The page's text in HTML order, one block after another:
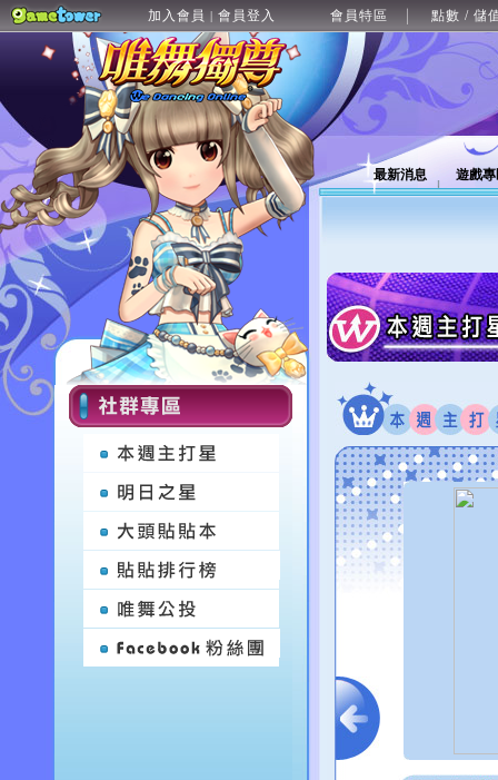
加入會員 | 會員登入 會員特區 點數 / 儲
最新消息 遊戲